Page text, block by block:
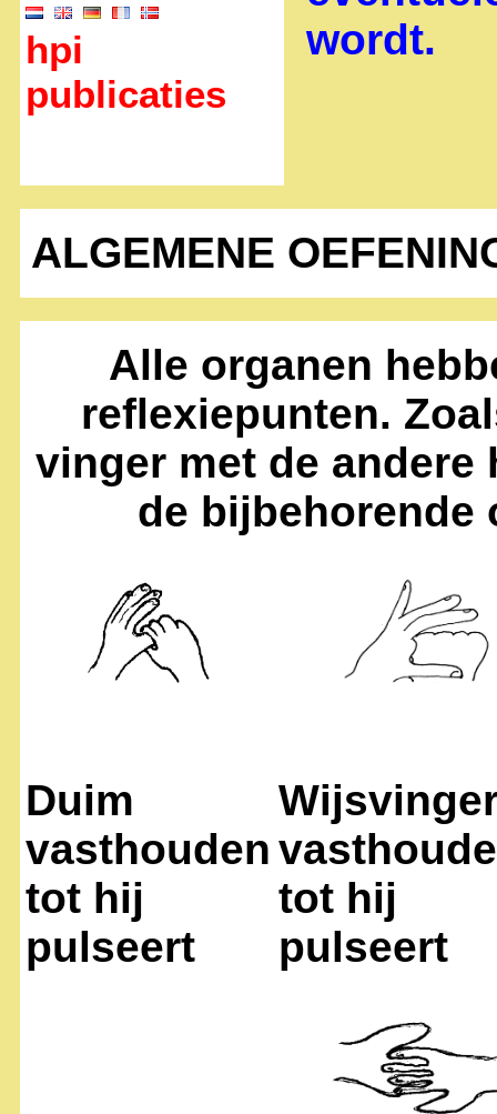
hpi
publicaties
wordt.
ALGEMENE
Alle organen
reflexiepunten.
vinger met de
de bijbehorende
Duim
vasthouden
tot hij
pulseert
tot hij
pulseert